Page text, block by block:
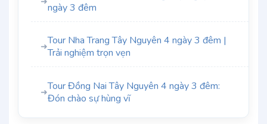
ngày 3 đêm
➜Tour Nha Trang Tây Nguyên 4 ngày 3 đêm |
Trải nghiệm trọn vẹn
➜Tour Đồng Nai Tây Nguyên 4 ngày 3 đêm:
Đón chào sự hùng vĩ